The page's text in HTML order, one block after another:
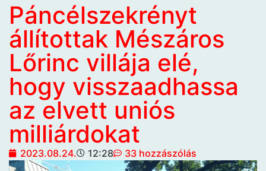
Páncélszekrényt
állítottak Mészáros
Lőrinc villája elé,
hogy visszaadhassa
az elvett uniós
milliárdokat
2023.08.24. 12:28 33 hozzászólás